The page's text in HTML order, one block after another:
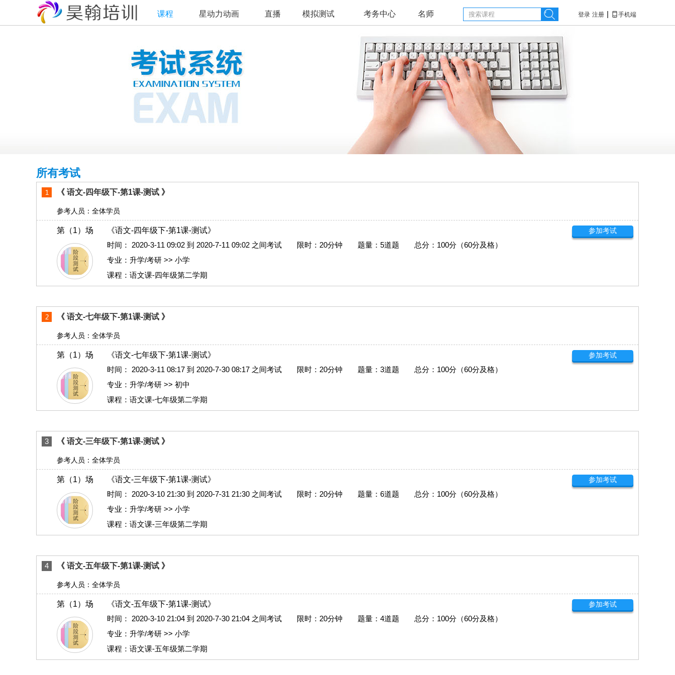
课程 星动力动画 直播 模拟测试 考务中心 名师  手机端
|
登录 注册

所有考试
《 语文-四年级下-第1课-测试 》
参考人员：全体学员
第（1）场 《语文-四年级下-第1课-测试》 参加考试
时间： 2020-3-11 09:02 到 2020-7-11 09:02 之间考试 限时：20分钟 题量：5道题
总分：100分（60分及格）
专业：升学/考研 >> 小学
课程：语文课-四年级第二学期
《 语文-七年级下-第1课-测试 》
参考人员：全体学员
第（1）场 《语文-七年级下-第1课-测试》 参加考试
时间： 2020-3-11 08:17 到 2020-7-30 08:17 之间考试 限时：20分钟 题量：3道题
总分：100分（60分及格）
专业：升学/考研 >> 初中
课程：语文课-七年级第二学期
3 《 语文-三年级下-第1课-测试 》
参考人员：全体学员
第（1）场 《语文-三年级下-第1课-测试》 参加考试
时间： 2020-3-10 21:30 到 2020-7-31 21:30 之间考试 限时：20分钟 题量：6道题
总分：100分（60分及格）
专业：升学/考研 >> 小学
课程：语文课-三年级第二学期
4 《 语文-五年级下-第1课-测试 》
参考人员：全体学员
第（1）场 《语文-五年级下-第1课-测试》 参加考试
时间： 2020-3-10 21:04 到 2020-7-30 21:04 之间考试 限时：20分钟 题量：4道题
总分：100分（60分及格）
专业：升学/考研 >> 小学
课程：语文课-五年级第二学期